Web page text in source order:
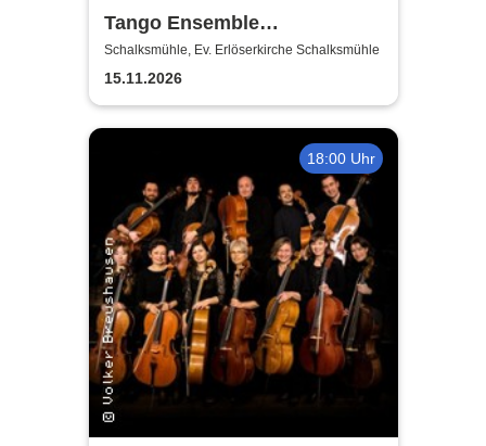
Tango Ensemble
Contrabajando
Schalksmühle, Ev. Erlöserkirche Schalksmühle
15.11.2026
18:00 Uhr